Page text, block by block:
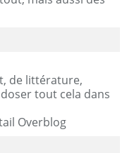
de littérature,
tout cela dans
Overblog